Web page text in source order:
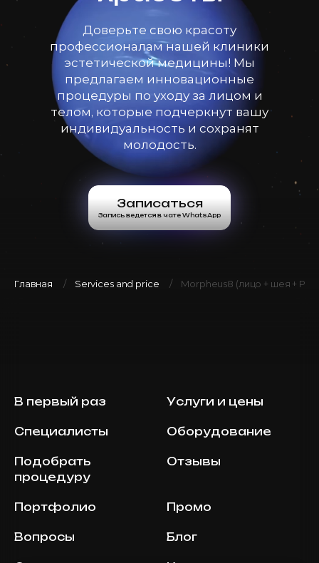
Доверьте свою красоту
профессионалам нашей клиники
эстетической медицины! Мы
предлагаем инновационные
процедуры по уходу за лицом и
телом, которые подчеркнут вашу
индивидуальность и сохранят
молодость.
Записаться
Запись ведется в чате WhatsApp
Главная Services and price Morpheus8 (лицо + шея +
В первый раз Услуги и цены
Специалисты Оборудование
Подобрать
процедуру
Отзывы
Портфолио Промо
Вопросы Блог